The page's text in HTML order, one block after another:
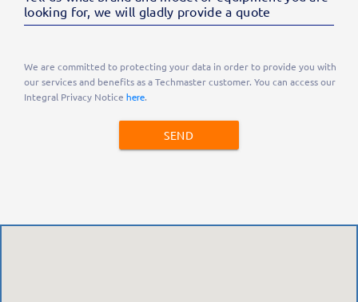
looking for, we will gladly provide a quote
We are committed to protecting your data in order to provide you with
our services and benefits as a Techmaster customer. You can access our
Integral Privacy Notice here.
SEND